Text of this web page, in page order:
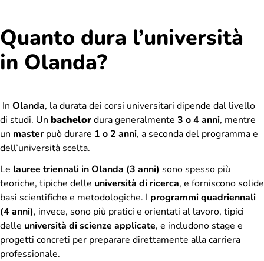
Quanto dura l’università
in Olanda?
In Olanda, la durata dei corsi universitari dipende dal livello
di studi. Un bachelordura generalmente 3 o 4 anni, mentre
un masterpuò durare 1 o 2 anni, a seconda del programma e
dell’università scelta.
Le lauree triennali in Olanda (3 anni) sono spesso più
teoriche, tipiche delle università di ricerca, e forniscono solide
basi scientifiche e metodologiche. I programmi quadriennali
(4 anni), invece, sono più pratici e orientati al lavoro, tipici
delle università di scienze applicate, e includono stage e
progetti concreti per preparare direttamente alla carriera
professionale.